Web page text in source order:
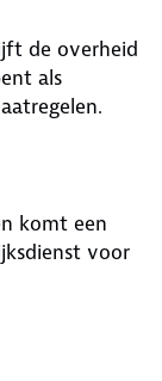
de overheid
als
komt een
voor